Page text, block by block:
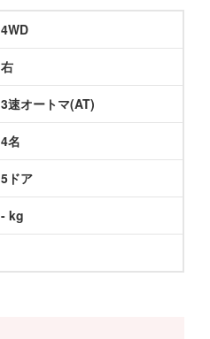
4WD
右
3速オートマ(AT)
4名
5ドア
- kg